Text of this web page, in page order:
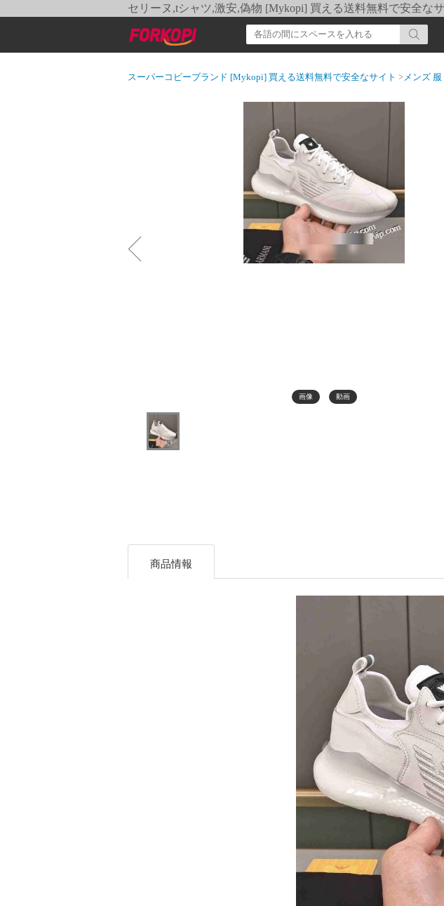
セリーヌ,tシャツ,激安,偽物 [Mykopi] 買える送料無料で安全な
スーパーコピーブランド [Mykopi] 買える送料無料で安全なサイト >メンズ 服
画像 動画
商品情報